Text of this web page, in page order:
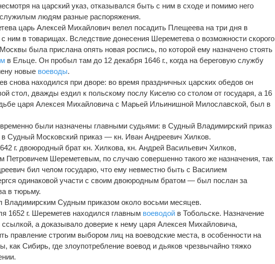
на царский указ, отказывался быть с ним в сходе и помимо него
людям разные распоряжения.
царь Алексей Михайлович велел посадить Плещеева на три дня в
ним в товарищах. Вследствие донесения Шереметева о возможности скорого
была прислана опять новая роспись, по которой ему назначено стоять
в Ельце. Он пробыл там до 12 декабря 1646 г., когда на береговую службу
новые воеводы.
снова находился при дворе: во время праздничных царских обедов он
стол, дважды ездил к польскому послу Киселю со столом от государя, а 16
царя Алексея Михайловича с Марьей Ильинишной Милославской, был в
были назначены главными судьями: в Судный Владимирский приказ
Судный Московский приказ — кн. Иван Андреевич Хилков.
г. двоюродный брат кн. Хилкова, кн. Андрей Васильевич Хилков,
Петровичем Шереметевым, по случаю совершенно такого же назначения, так
бил челом государю, что ему невместно быть с Василием
одинаковой участи с своим двоюродным братом — был послан за
в тюрьму.
Владимирским Судным приказом около восьми месяцев.
1652 г. Шереметев находился главным воеводой в Тобольске. Назначение
ссылкой, а доказывало доверие к нему царя Алексея Михайловича,
правление строгим выбором лиц на воеводские места, в особенности на
как Сибирь, где злоупотребление воевод и дьяков чрезвычайно тяжко